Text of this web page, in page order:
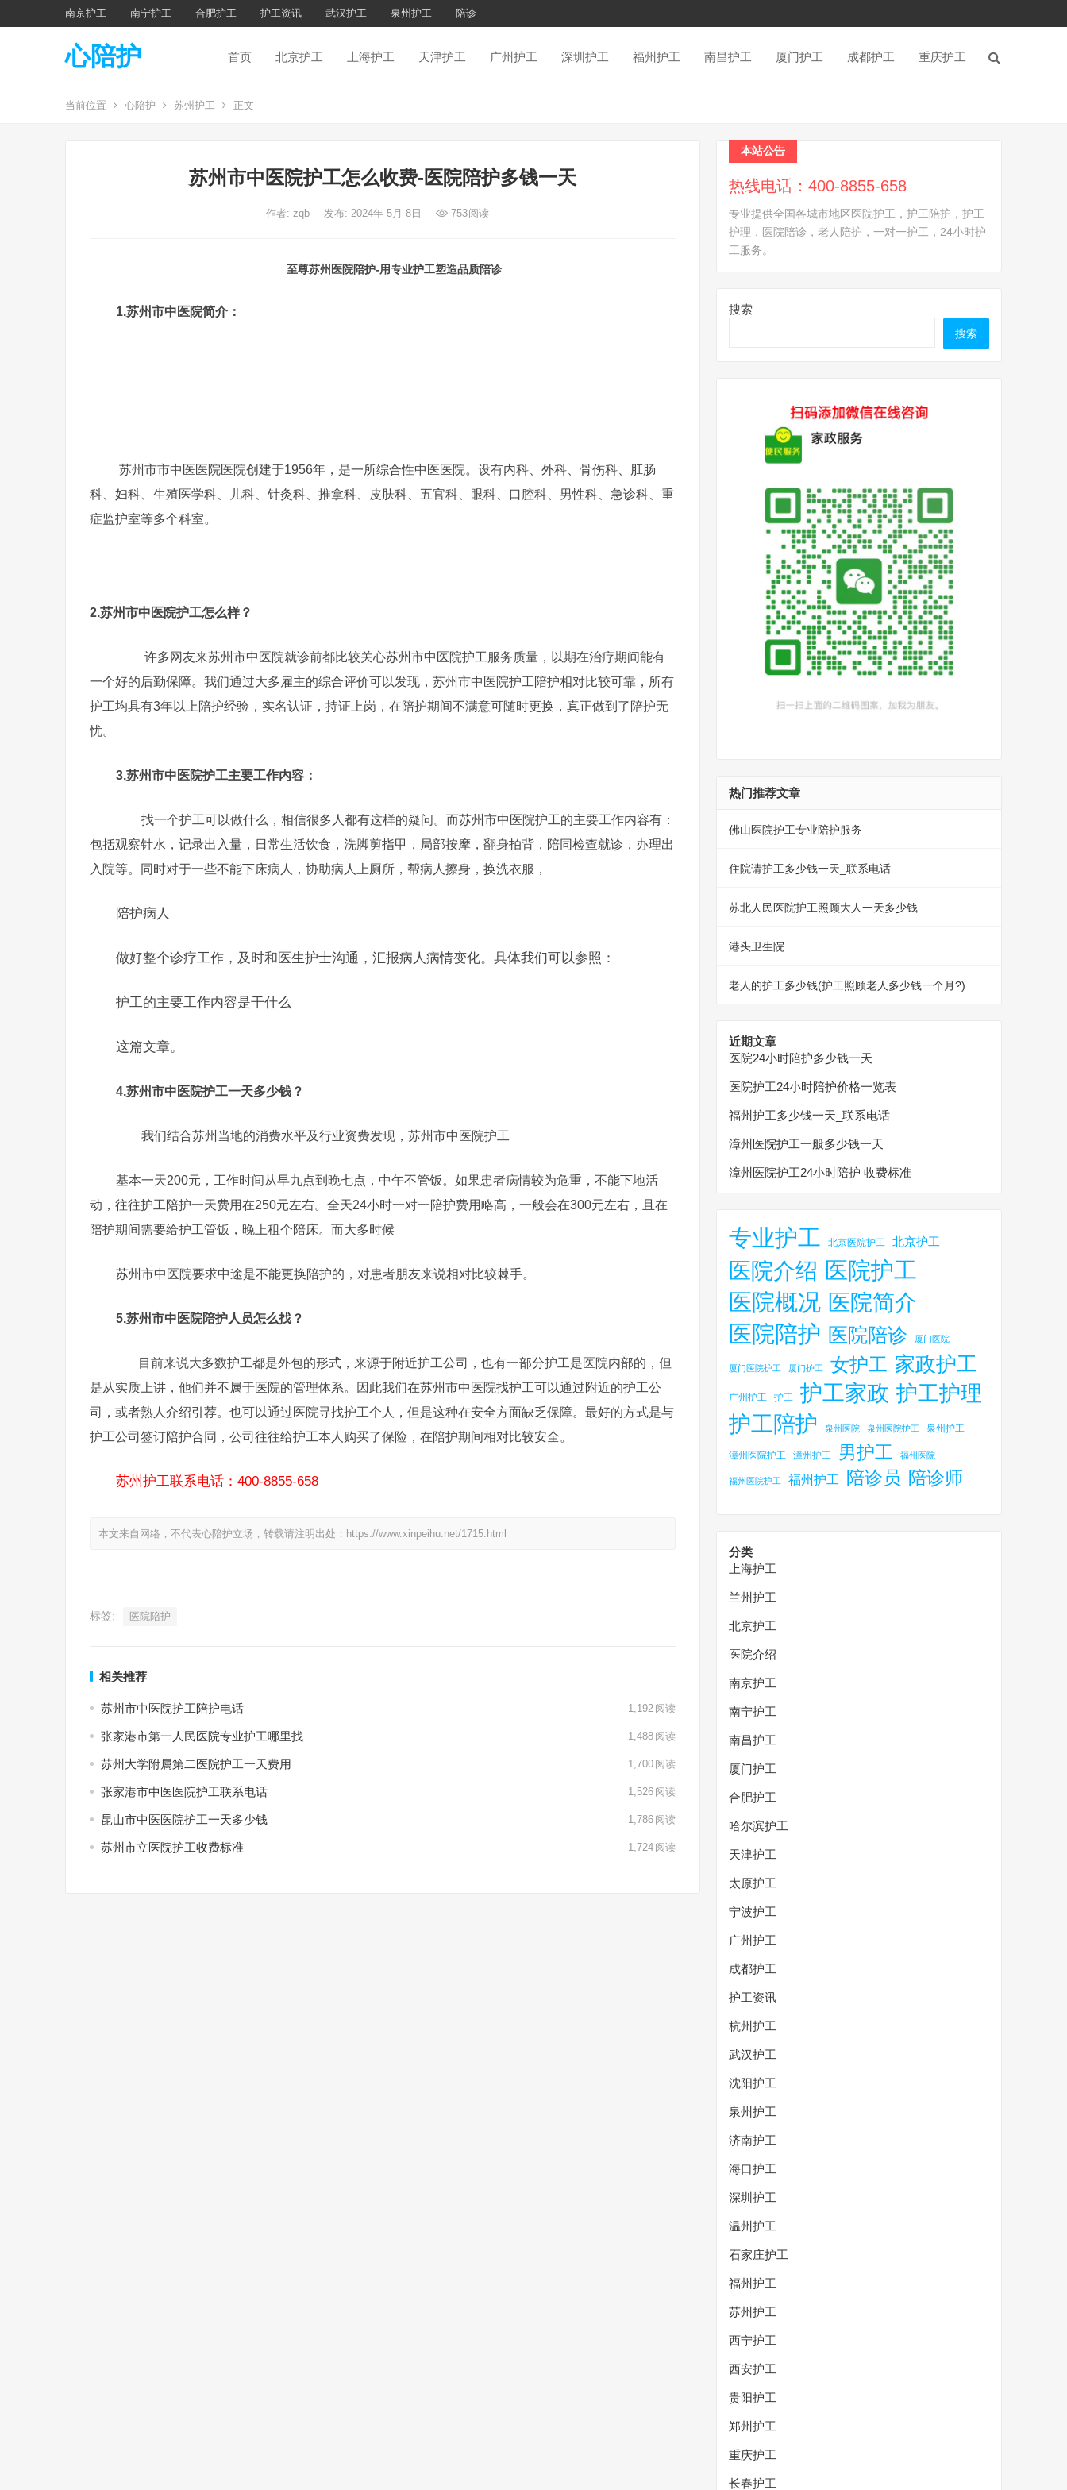
南京护工 南宁护工 合肥护工 护工资讯 武汉护工 泉州护工 陪诊
心陪护 首页 北京护工 上海护工 天津护工 广州护工 深圳护工 福州护工 南昌护工 厦门护工 成都护工 重庆护工
当前位置 心陪护 苏州护工 正文
苏州市中医院护工怎么收费-医院陪护多钱一天
作者: zqb 发布: 2024年 5月 8日 753阅读
至尊苏州医院陪护-用专业护工塑造品质陪诊
1.苏州市中医院简介：
苏州市市中医医院医院创建于1956年，是一所综合性中医医院。设有内科、外科、骨伤科、肛肠
科、妇科、生殖医学科、儿科、针灸科、推拿科、皮肤科、五官科、眼科、口腔科、男性科、急诊科、重
症监护室等多个科室。
2.苏州市中医院护工怎么样？
许多网友来苏州市中医院就诊前都比较关心苏州市中医院护工服务质量，以期在治疗期间能有
一个好的后勤保障。我们通过大多雇主的综合评价可以发现，苏州市中医院护工陪护相对比较可靠，所有
护工均具有3年以上陪护经验，实名认证，持证上岗，在陪护期间不满意可随时更换，真正做到了陪护无
忧。
3.苏州市中医院护工主要工作内容：
找一个护工可以做什么，相信很多人都有这样的疑问。而苏州市中医院护工的主要工作内容有：
包括观察针水，记录出入量，日常生活饮食，洗脚剪指甲，局部按摩，翻身拍背，陪同检查就诊，办理出
入院等。同时对于一些不能下床病人，协助病人上厕所，帮病人擦身，换洗衣服，
陪护病人
做好整个诊疗工作，及时和医生护士沟通，汇报病人病情变化。具体我们可以参照：
护工的主要工作内容是干什么
这篇文章。
4.苏州市中医院护工一天多少钱？
我们结合苏州当地的消费水平及行业资费发现，苏州市中医院护工
基本一天200元，工作时间从早九点到晚七点，中午不管饭。如果患者病情较为危重，不能下地活
动，往往护工陪护一天费用在250元左右。全天24小时一对一陪护费用略高，一般会在300元左右，且在
陪护期间需要给护工管饭，晚上租个陪床。而大多时候
苏州市中医院要求中途是不能更换陪护的，对患者朋友来说相对比较棘手。
5.苏州市中医院陪护人员怎么找？
目前来说大多数护工都是外包的形式，来源于附近护工公司，也有一部分护工是医院内部的，但
是从实质上讲，他们并不属于医院的管理体系。因此我们在苏州市中医院找护工可以通过附近的护工公
司，或者熟人介绍引荐。也可以通过医院寻找护工个人，但是这种在安全方面缺乏保障。最好的方式是与
护工公司签订陪护合同，公司往往给护工本人购买了保险，在陪护期间相对比较安全。
苏州护工联系电话：400-8855-658
本文来自网络，不代表心陪护立场，转载请注明出处：https://www.xinpeihu.net/1715.html
标签: 医院陪护
相关推荐
苏州市中医院护工陪护电话 1,192 阅读
张家港市第一人民医院专业护工哪里找 1,488 阅读
苏州大学附属第二医院护工一天费用 1,700 阅读
张家港市中医医院护工联系电话 1,526 阅读
昆山市中医医院护工一天多少钱 1,786 阅读
苏州市立医院护工收费标准 1,724 阅读
本站公告
热线电话：400-8855-658
专业提供全国各城市地区医院护工，护工陪护，护工
护理，医院陪诊，老人陪护，一对一护工，24小时护
工服务。
搜索
搜索
热门推荐文章
佛山医院护工专业陪护服务
住院请护工多少钱一天_联系电话
苏北人民医院护工照顾大人一天多少钱
港头卫生院
老人的护工多少钱(护工照顾老人多少钱一个月?)
近期文章
医院24小时陪护多少钱一天
医院护工24小时陪护价格一览表
福州护工多少钱一天_联系电话
漳州医院护工一般多少钱一天
漳州医院护工24小时陪护 收费标准
专业护工 北京医院护工 北京护工
医院介绍 医院护工
医院概况 医院简介
医院陪护 医院陪诊 厦门医院
厦门医院护工 厦门护工 女护工 家政护工
广州护工 护工 护工家政 护工护理
护工陪护
泉州医院 泉州医院护工 泉州护工
漳州医院护工 漳州护工 男护工 福州医院
福州医院护工 福州护工 陪诊员 陪诊师
分类
上海护工
兰州护工
北京护工
医院介绍
南京护工
南宁护工
南昌护工
厦门护工
合肥护工
哈尔滨护工
天津护工
太原护工
宁波护工
广州护工
成都护工
护工资讯
杭州护工
武汉护工
沈阳护工
泉州护工
济南护工
海口护工
深圳护工
温州护工
石家庄护工
福州护工
苏州护工
西宁护工
西安护工
贵阳护工
郑州护工
重庆护工
长春护工